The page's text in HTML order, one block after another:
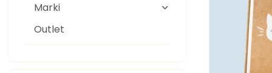
Marki
Outlet